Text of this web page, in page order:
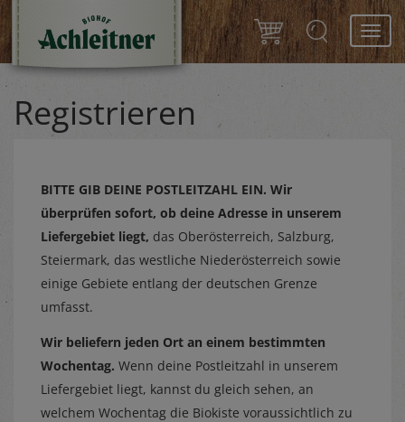
Registrieren
BITTE GIB DEINE POSTLEITZAHL EIN. Wir
überprüfen sofort, ob deine Adresse in unserem
Liefergebiet liegt, das Oberösterreich, Salzburg,
Steiermark, das westliche Niederösterreich sowie
einige Gebiete entlang der deutschen Grenze
umfasst.
Wir beliefern jeden Ort an einem bestimmten
Wochentag. Wenn deine Postleitzahl in unserem
Liefergebiet liegt, kannst du gleich sehen, an
welchem Wochentag die Biokiste voraussichtlich zu